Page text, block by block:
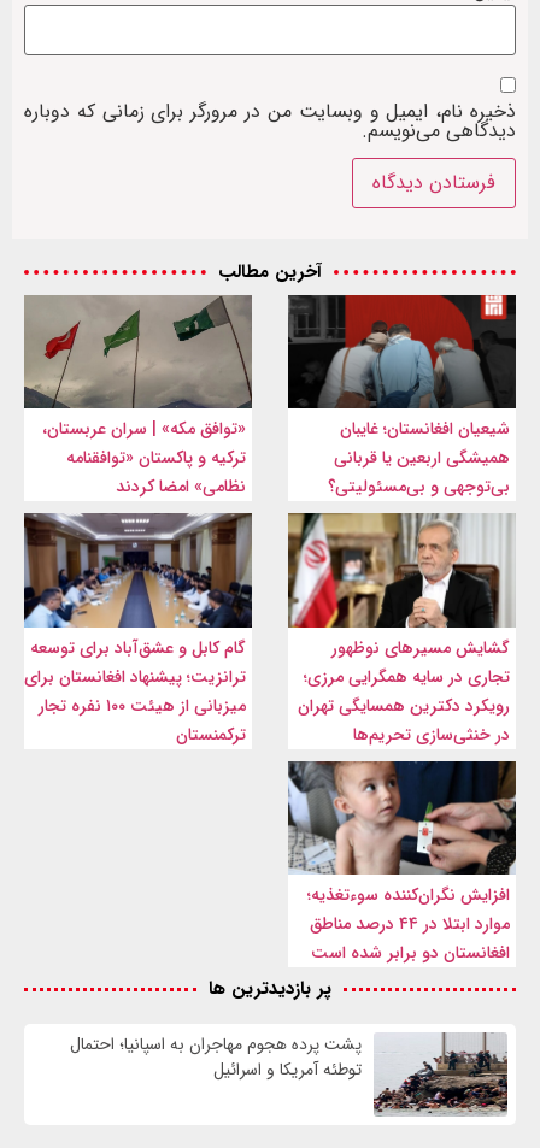
ذخیره نام، ایمیل و وبسایت من در مرورگر برای زمانی که دوباره
دیدگاهی می‌نویسم.
آخرین مطالب
شیعیان افغانستان؛ غایبان
همیشگی اربعین یا قربانی
بی‌توجهی و بی‌مسئولیتی؟
«توافق مکه» | سران عربستان،
ترکیه و پاکستان «توافقنامه
نظامی» امضا کردند
گشایش مسیرهای نوظهور
تجاری در سایه همگرایی مرزی؛
رویکرد دکترین همسایگی تهران
در خنثی‌سازی تحریم‌ها
گام کابل و عشق‌آباد برای توسعه
ترانزیت؛ پیشنهاد افغانستان برای
میزبانی از هیئت ۱۰۰ نفره تجار
ترکمنستان
افزایش نگران‌کننده سوءتغذیه؛
موارد ابتلا در ۴۴ درصد مناطق
افغانستان دو برابر شده است
پر بازدیدترین ها
پشت پرده هجوم مهاجران به اسپانیا؛ احتمال
توطئه آمریکا و اسرائیل